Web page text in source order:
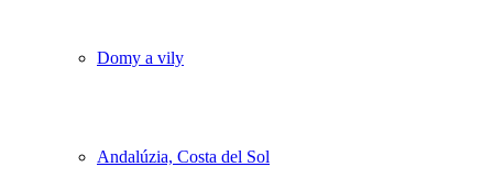
Domy a vily
Andalúzia, Costa del Sol